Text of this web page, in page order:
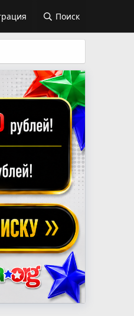
Поиск